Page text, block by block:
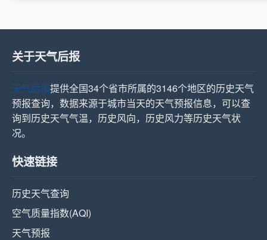
关于天气后报
天气后报提供全国34个省市所属的3146个地区的历史天气
预报查询，数据来源于城市当天的天气预报信息，可以查
询到历史天气气温，历史风向，历史风力等历史天气状
况。
快速链接
历史天气查询
空气质量指数(AQI)
天气预报